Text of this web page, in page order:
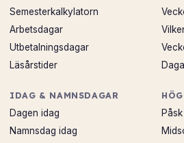
Semesterkalkylatorn
Arbetsdagar
Utbetalningsdagar
Läsårstider
IDAG & NAMNSDAGAR
Dagen idag
Namnsdag idag
Påsk